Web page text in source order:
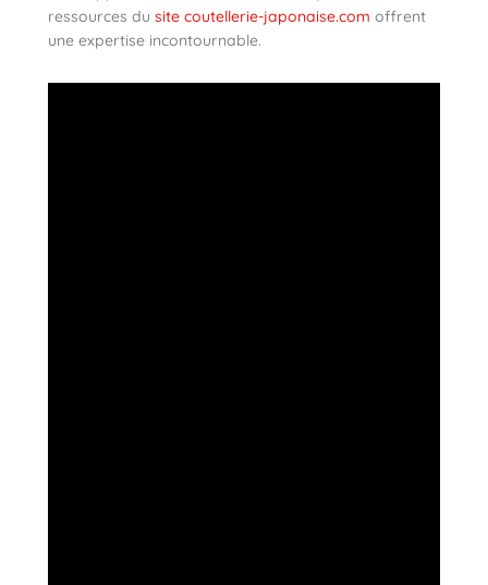
ressources du site coutellerie-japonaise.com offrent
une expertise incontournable.